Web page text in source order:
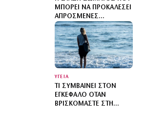
ΜΠΟΡΕΊ ΝΑ ΠΡΟΚΑΛΈΣΕΙ
ΑΠΡΌΣΜΕΝΕΣ
ΣΥΝΈΠΕΙΕΣ
ΥΓΕΙΑ
ΤΙ ΣΥΜΒΑΊΝΕΙ ΣΤΟΝ
ΕΓΚΈΦΑΛΟ ΌΤΑΝ
ΒΡΙΣΚΌΜΑΣΤΕ ΣΤΗ